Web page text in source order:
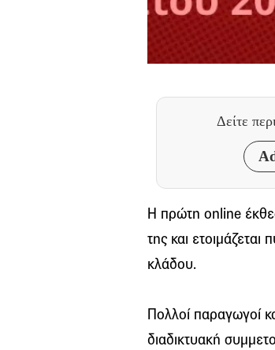
Δείτε
Η πρώτη online
της και
κλάδου.
Πολλοί παραγωγοί
διαδικτυακή